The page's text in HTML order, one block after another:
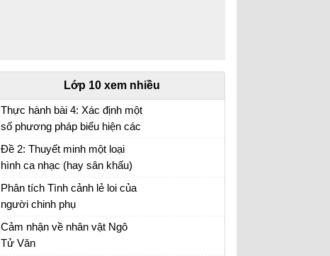
Lớp 10 xem nhiều
Thực hành bài 4: Xác định một
số phương pháp biểu hiện các
đối tượng địa lí trên bản đồ Địa
lí 10 trang 17
Đề 2: Thuyết minh một loại
hình ca nhạc (hay sân khấu)
mà anh (chị) hằng yêu thích.
Phân tích Tình cảnh lẻ loi của
người chinh phụ
Phân tích đoạn trích Tình cảnh lẻ loi của người
chinh phụ
Cảm nhận về nhân vật Ngô
Tử Văn